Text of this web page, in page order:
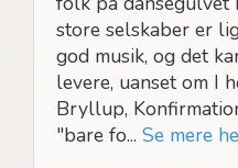
store selskaber er
god musik, og det
levere, uanset om I
Bryllup,
"bare fo... Se mere